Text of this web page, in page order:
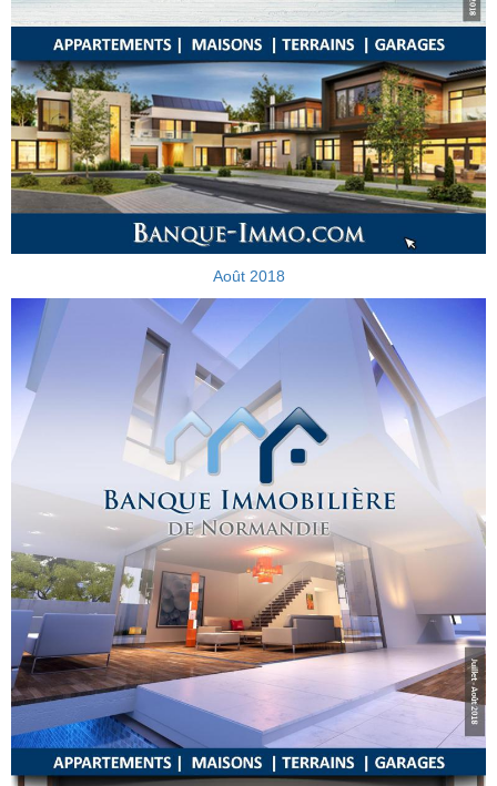
Août 2018